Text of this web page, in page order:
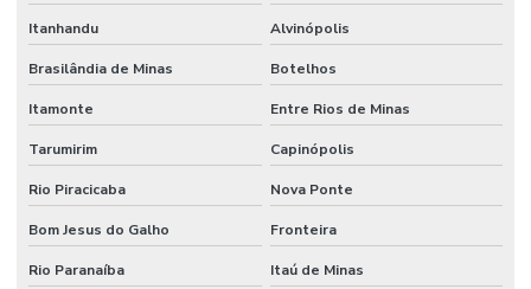
Itanhandu Alvinópolis
Brasilândia de Minas Botelhos
Itamonte Entre Rios de Minas
Tarumirim Capinópolis
Rio Piracicaba Nova Ponte
Bom Jesus do Galho Fronteira
Rio Paranaíba Itaú de Minas